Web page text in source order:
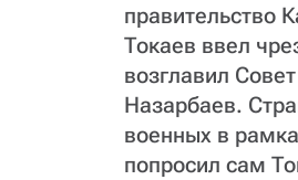
правительство
Токаев ввел
возглавил
Назарбаев.
военных в
попросил сам